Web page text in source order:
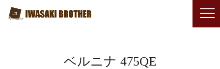
ベルニナ 475QE